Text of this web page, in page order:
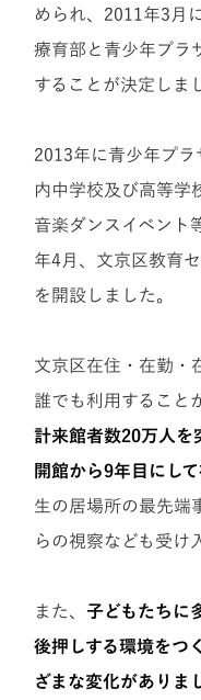
められ、2011年3月
療育部と青少年プラ
することが決定しま
2013年に青少年プ
内中学校及び高等学
音楽ダンスイベント
年4月、文京区教育
を開設しました。
文京区在住・在勤・
誰でも利用すること
計来館者数20万人を
開館から9年目にし
生の居場所の最先端
らの視察なども受け
また、 子どもたちに
後押しする環境をつ
ざまな変化がありま